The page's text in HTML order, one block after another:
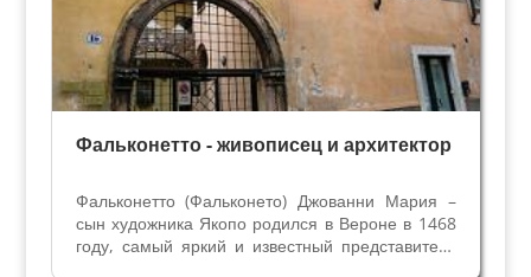
Фальконетто - живописец и архитектор
Фальконетто (Фальконето) Джованни Мария –
сын художника Якопо родился в Вероне в 1468
году, самый яркий и известный представитель